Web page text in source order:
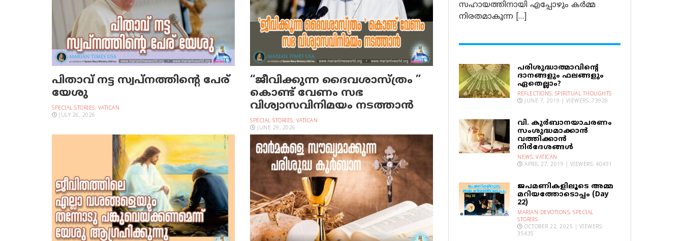
പിതാവ് നട്ട സ്വപ്നത്തിന്റെ പേര്
യേശു
SPECIAL STORIES, VATICAN
JULY 26, 2026
“ജീവിക്കുന്ന ദൈവശാസ്ത്രം ”
കൊണ്ട് വേണം സഭ
വിശ്വാസവിനിമയം നടത്താൻ
SPECIAL STORIES, VATICAN
JUNE 29, 2026
സഹായത്തിനായി എപ്പോഴും കർമ്മ
നിരതമാകുന്ന […]
പരിശുദ്ധാത്മാവിന്റെ
ദാനങ്ങളും ഫലങ്ങളും
ഏതെല്ലാം?
REFLECTIONS, SPIRITUAL THOUGHTS
JUNE 7, 2019 | VIEWERS: 73928
വി. കുര്‍ബാനയാചരണം
സംശുദ്ധമാക്കാന്‍
വത്തിക്കാന്‍
നിര്‍ദേശങ്ങള്‍
NEWS, VATICAN
APRIL 27, 2019 | VIEWERS: 40491
ജപമണികളിലൂടെ അമ്മ
മറിയത്തോടൊപ്പം (Day
22)
MARIAN DEVOTIONS, SPECIAL
STORIES
OCTOBER 22, 2025 | VIEWERS:
35435